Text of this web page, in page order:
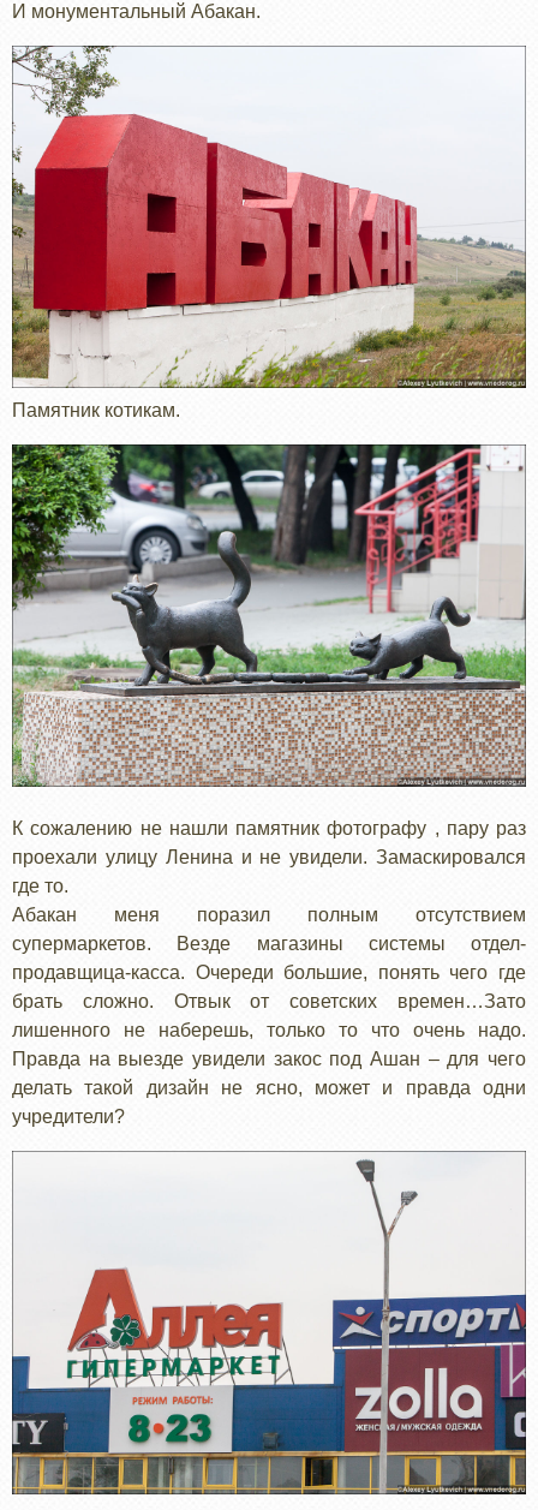
И монументальный Абакан.
Памятник котикам.
К сожалению не нашли памятник фотографу , пару раз
проехали улицу Ленина и не увидели. Замаскировался
где то.
Абакан меня поразил полным отсутствием
супермаркетов. Везде магазины системы отдел-
продавщица-касса. Очереди большие, понять чего где
брать сложно. Отвык от советских времен…Зато
лишенного не наберешь, только то что очень надо.
Правда на выезде увидели закос под Ашан – для чего
делать такой дизайн не ясно, может и правда одни
учредители?